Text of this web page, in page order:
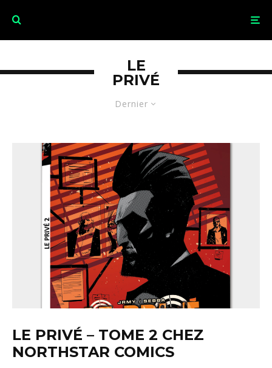
Dernier
LE
PRIVÉ
LE PRIVÉ – TOME 2 CHEZ
NORTHSTAR COMICS